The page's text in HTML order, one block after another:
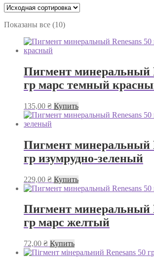
Показаны все (10)
Пигмент минеральный
гр марс темный
135,00 ₴ Купить
Пигмент минеральный
гр изумрудно-зеленый
229,00 ₴ Купить
Пигмент минеральный
гр марс желтый
72,00 ₴ Купить